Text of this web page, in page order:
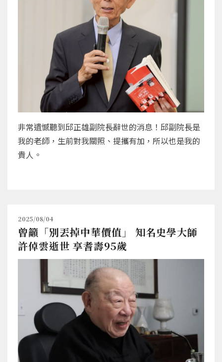
非常遺憾聽到邱正雄副院長辭世的消息！邱副院長是
我的老師，生前對我關照、提攜有加，所以也是我的
貴人。
2025/08/04
曾籲「別丟掉中華價值」 知名史學大師
許倬雲逝世 享耆壽95歲